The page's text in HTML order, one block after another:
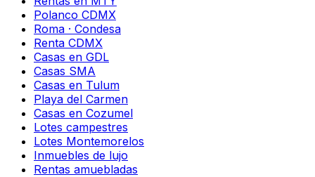
Polanco CDMX
Roma · Condesa
Renta CDMX
Casas en GDL
Casas SMA
Casas en Tulum
Playa del Carmen
Casas en Cozumel
Lotes campestres
Lotes Montemorelos
Inmuebles de lujo
Rentas amuebladas